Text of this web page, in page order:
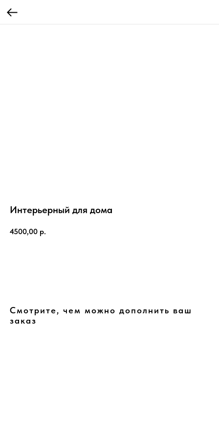
Интерьерный для дома
4500,00 р.
Смотрите, чем можно дополнить ваш
заказ